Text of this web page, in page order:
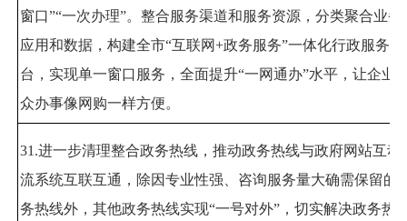
窗口”“一次办理”。整合服务渠道和服务资源，分类聚合业务
应用和数据，构建全市“互联网+政务服务”一体化行政服务平
台，实现单一窗口服务，全面提升“一网通办”水平，让企业
众办事像网购一样方便。
31.进一步清理整合政务热线，推动政务热线与政府网站互动
流系统互联互通，除因专业性强、咨询服务量大确需保留的
务热线外，其他政务热线实现“一号对外”，切实解决政务热